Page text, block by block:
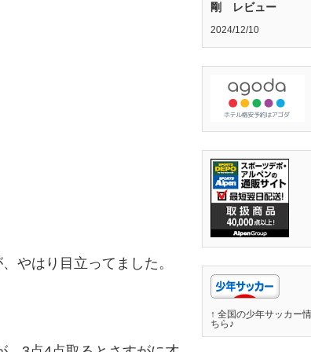
やはり目立ってました。
剛 レビュー
2024/12/10
↑ 全国の少年サッカー
ちら♪